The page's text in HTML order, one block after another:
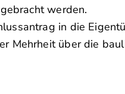
werden.
in die
Mehrheit über die